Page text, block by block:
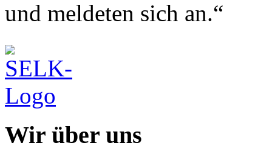
und meldeten sich an.“
Wir über uns